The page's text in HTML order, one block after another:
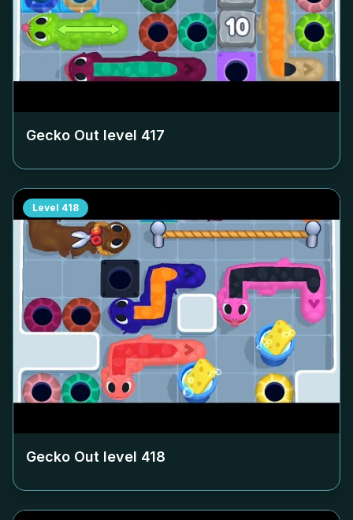
Gecko Out level 417
Level 418
Gecko Out level 418